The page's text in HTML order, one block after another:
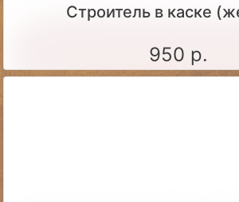
Строитель в каске
950 р.